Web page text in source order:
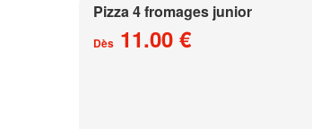
Pizza 4 fromages junior
Dès 11.00 €